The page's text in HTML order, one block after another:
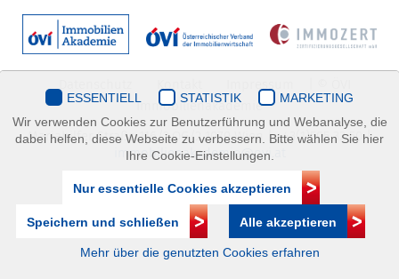
Immobilienakademie
Mariahilfer Straße 116/2.OG/2 1070 Wien | +43(1)505 32 50 |
immobilienakademie@ovi.at
ESSENTIELL STATISTIK
MARKETING
Wir verwenden Cookies zur Benutzerführung und Webanalyse, die
dabei helfen, diese Webseite zu verbessern. Bitte wählen Sie hier
Ihre Cookie-Einstellungen.
Nur essentielle Cookies akzeptieren
Speichern und schließen Alle akzeptieren
Mehr über die genutzten Cookies erfahren